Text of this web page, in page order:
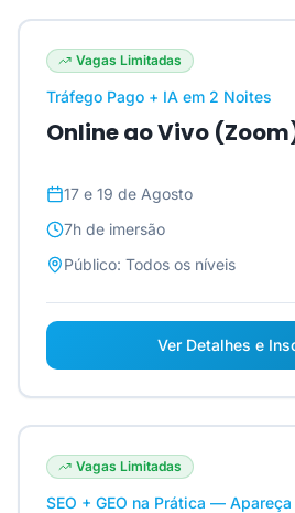
Vagas Limitadas
Tráfego Pago + IA em 2 Noites
Online ao Vivo
17 e 19 de Agosto
7h de imersão
Público: Todos os níveis
Ver Detalhes e
Vagas Limitadas
SEO + GEO na Prática —